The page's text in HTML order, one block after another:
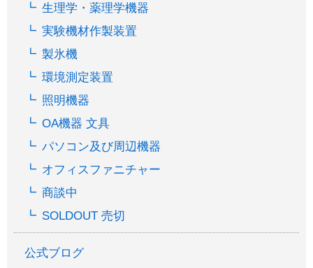
生理学・薬理学機器
実験機材作製装置
製氷機
環境測定装置
照明機器
OA機器 文具
パソコン及び周辺機器
オフィスファニチャー
商談中
SOLDOUT 売切
公式ブログ